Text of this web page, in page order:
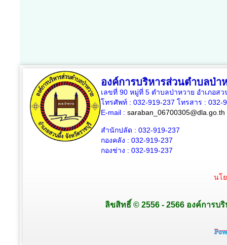
องค์การบริหารส่วนตำบลป่า
เลขที่ 90 หมู่ที่ 5 ตำบลป่าหวาย อำเภอส
โทรศัพท์ : 032-919-237 โทรสาร : 032-
E-mail : saraban_06700305@dla.go.th
สำนักปลัด : 032-919-237
กองคลัง : 032-919-237
กองช่าง : 032-919-237
นโ
ลิขสิทธิ์ © 2556 - 2566 องค์การบ